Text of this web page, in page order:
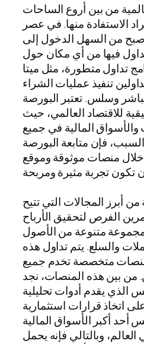
من بين أروع الساحات
الاستفادة منها. في عصر
أصبح من السهل الدخول إلى
فيها من أي مكان حول
تداول متطورة، مثل ميتا
للمتداولين تنفيذ عمليات الشراء
وسلس. تعتبر البورصة
للاقتصاد العالمي، حيث
المالية في جميع
السبب، فإن متابعة البورصة
خلال منصات موثوقة وموقع
من أبرز المجالات التي تتيح
الفرص لتحقيق الأرباح
متنوعة من الأصول
والسلع. يتم تداول هذه
متخصصة تخدم جميع
من بين هذه المنصات، نجد
الذي يقدم أدوات تحليلية
اتخاذ قرارات استثمارية
أكبر الأسواق المالية
وبالتالي فإنه يحمل